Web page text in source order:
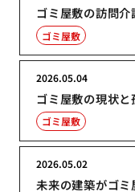
ゴミ屋敷の訪問
ゴミ屋敷
ゴミ屋敷の現状
2026.05.04
ゴミ屋敷
未来の建築がゴ
2026.05.02